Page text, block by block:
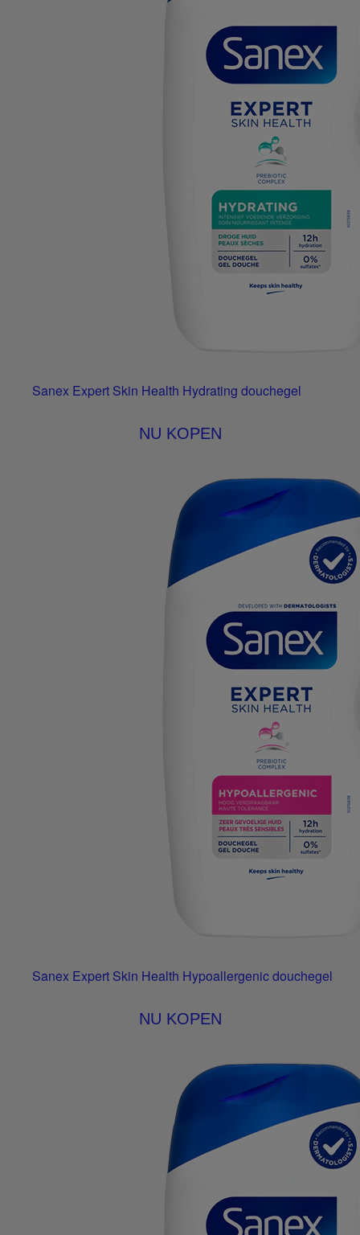
Sanex Expert Skin Health Hydrating douchegel
NU KOPEN
Sanex Expert Skin Health Hypoallergenic douchegel
NU KOPEN